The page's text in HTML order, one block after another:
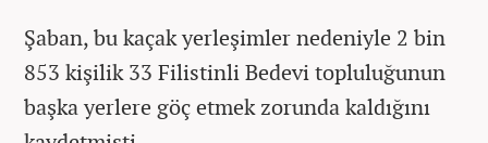
Şaban, bu kaçak yerleşimler nedeniyle 2 bin
853 kişilik 33 Filistinli Bedevi topluluğunun
başka yerlere göç etmek zorunda kaldığını